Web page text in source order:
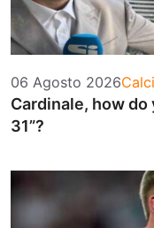
06 Agosto 2026
Cardinale, how do
31”?